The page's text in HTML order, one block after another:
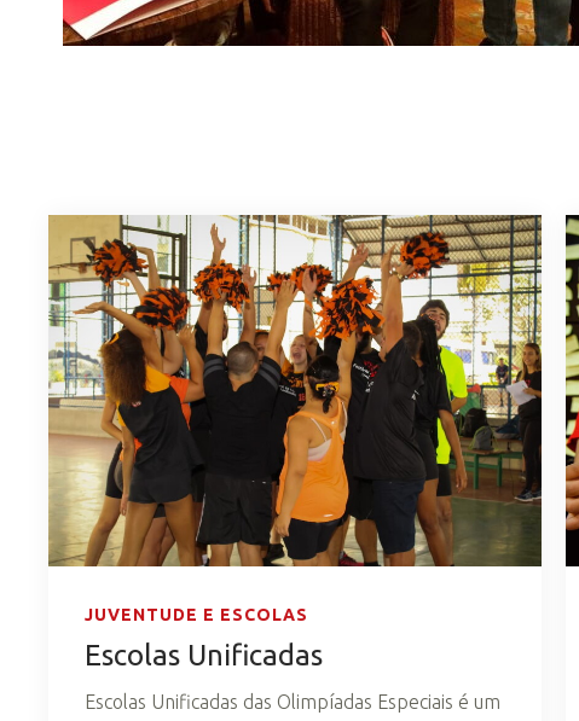
JUVENTUDE E ESCOLAS
Escolas Unificadas
Escolas Unificadas das Olimpíadas Especiais é um